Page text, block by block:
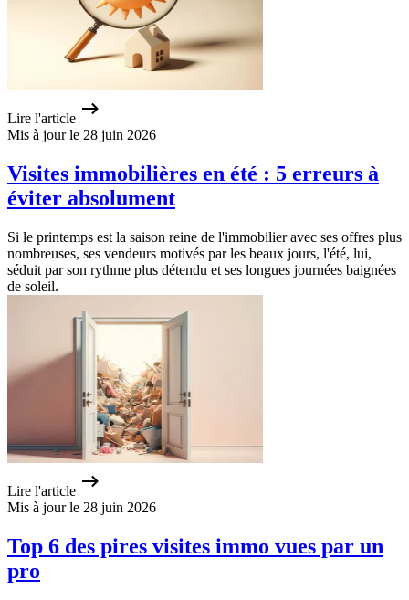
Lire l'article
Mis à jour le 28 juin 2026
Visites immobilières en été : 5 erreurs à
éviter absolument
Si le printemps est la saison reine de l'immobilier avec ses offres plus
nombreuses, ses vendeurs motivés par les beaux jours, l'été, lui,
séduit par son rythme plus détendu et ses longues journées baignées
de soleil.
Lire l'article
Mis à jour le 28 juin 2026
Top 6 des pires visites immo vues par un
pro